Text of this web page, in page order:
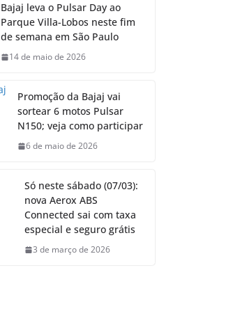
Bajaj leva o Pulsar Day ao
Parque Villa-Lobos neste fim
de semana em São Paulo
14 de maio de 2026
Promoção da Bajaj vai
sortear 6 motos Pulsar
N150; veja como participar
6 de maio de 2026
Só neste sábado (07/03):
nova Aerox ABS
Connected sai com taxa
especial e seguro grátis
3 de março de 2026